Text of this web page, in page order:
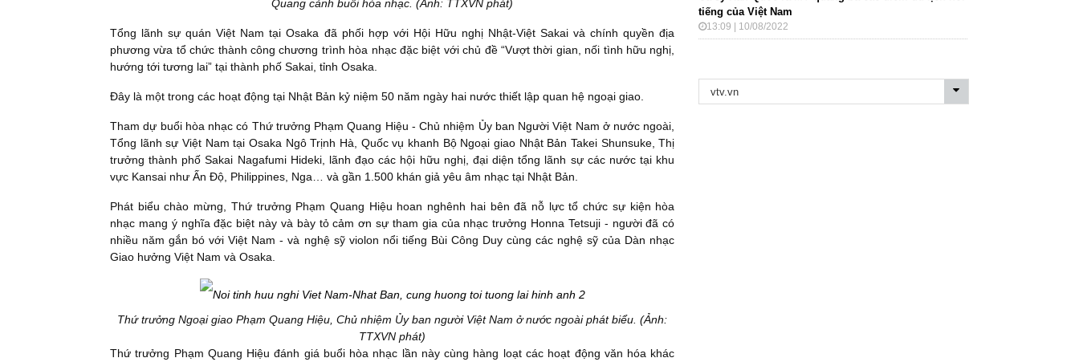
Quang cảnh buổi hòa nhạc. (Ảnh: TTXVN phát)
Tổng lãnh sự quán Việt Nam tại Osaka đã phối hợp với Hội Hữu nghị Nhật-Việt Sakai và chính quyền địa
phương vừa tổ chức thành công chương trình hòa nhạc đặc biệt với chủ đề “Vượt thời gian, nối tình hữu nghị,
hướng tới tương lai” tại thành phố Sakai, tỉnh Osaka.
Đây là một trong các hoạt động tại Nhật Bản kỷ niệm 50 năm ngày hai nước thiết lập quan hệ ngoại giao.
Tham dự buổi hòa nhạc có Thứ trưởng Phạm Quang Hiệu - Chủ nhiệm Ủy ban Người Việt Nam ở nước ngoài,
Tổng lãnh sự Việt Nam tại Osaka Ngô Trịnh Hà, Quốc vụ khanh Bộ Ngoại giao Nhật Bản Takei Shunsuke, Thị
trưởng thành phố Sakai Nagafumi Hideki, lãnh đạo các hội hữu nghị, đại diện tổng lãnh sự các nước tại khu
vực Kansai như Ấn Độ, Philippines, Nga… và gần 1.500 khán giả yêu âm nhạc tại Nhật Bản.
Phát biểu chào mừng, Thứ trưởng Phạm Quang Hiệu hoan nghênh hai bên đã nỗ lực tổ chức sự kiện hòa
nhạc mang ý nghĩa đặc biệt này và bày tỏ cảm ơn sự tham gia của nhạc trưởng Honna Tetsuji - người đã có
nhiều năm gắn bó với Việt Nam - và nghệ sỹ violon nổi tiếng Bùi Công Duy cùng các nghệ sỹ của Dàn nhạc
Giao hưởng Việt Nam và Osaka.
Thứ trưởng Ngoại giao Phạm Quang Hiệu, Chủ nhiệm Ủy ban người Việt Nam ở nước ngoài phát biểu. (Ảnh:
TTXVN phát)
Thứ trưởng Phạm Quang Hiệu đánh giá buổi hòa nhạc lần này cùng hàng loạt các hoạt động văn hóa khác
tiếng của Việt Nam
13:09 | 10/08/2022